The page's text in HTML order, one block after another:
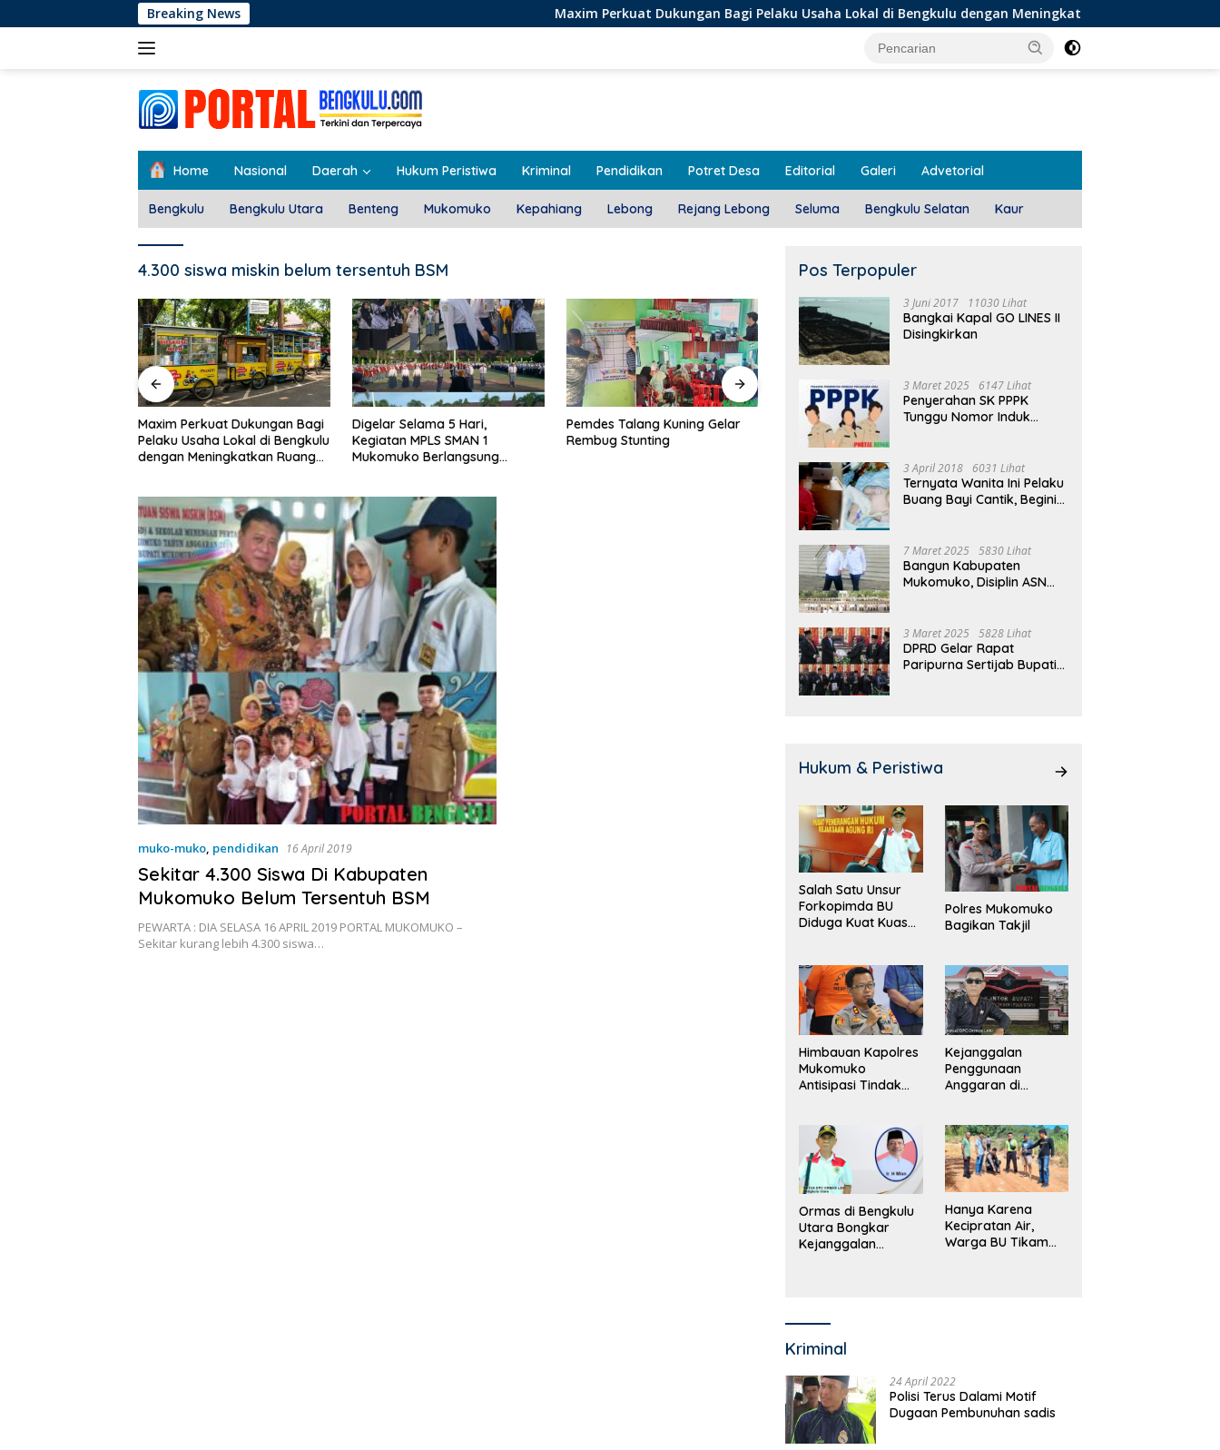
ke
Breaking News Maxim Perkuat Dukungan Bagi Pelaku Usaha Lokal di Bengkulu dengan Meningkatkan Ruang Publik dan Kebersihan Pasar
Home Nasional Daerah Hukum Peristiwa Kriminal Pendidikan Potret Desa Editorial Galeri Advetorial
Bengkulu Bengkulu Utara Benteng Mukomuko Kepahiang Lebong Rejang Lebong Seluma Bengkulu Selatan Kaur
4.300 siswa miskin belum tersentuh BSM
Digelar Selama 5 Hari,
Kegiatan MPLS SMAN 1
Mukomuko Berlangsung
Pemdes Talang Kuning Gelar
Rembug Stunting
Door To Door, 3 KPM Desa
Mekar Jaya Terima BLT-DD!
Class Meeting, Guru dan OSIS
SMAN I Mukomuko Saling
Pemdes Teras Terunjam
muko-muko, pendidikan 16 April 2019
Sekitar 4.300 Siswa Di Kabupaten
Mukomuko Belum Tersentuh BSM
PEWARTA : DIA SELASA 16 APRIL 2019 PORTAL MUKOMUKO –
Sekitar kurang lebih 4.300 siswa…
Pos Terpopuler
3 Juni 2017 11030 Lihat
Bangkai Kapal GO LINES II
Disingkirkan
3 Maret 2025 6147 Lihat
Penyerahan SK PPPK
Tunggu Nomor Induk
3 April 2018 6031 Lihat
Ternyata Wanita Ini Pelaku
Buang Bayi Cantik, Begini
7 Maret 2025 5830 Lihat
Bangun Kabupaten
Mukomuko, Disiplin ASN
3 Maret 2025 5828 Lihat
DPRD Gelar Rapat
Paripurna Sertijab Bupati
Hukum & Peristiwa
Salah Satu Unsur
Forkopimda BU
Diduga Kuat Kuasai
Laki Lapor
Kejagung
Polres Mukomuko
Bagikan Takjil
Himbauan Kapolres
Mukomuko
Antisipasi Tindak
Orang
Kejanggalan
Penggunaan
Anggaran di
Bakal Dibongkar
Ormas di Bengkulu
Utara Bongkar
Kejanggalan
Hanya Karena
Kecipratan Air,
Warga BU Tikam
Kriminal
24 April 2022
Polisi Terus Dalami Motif
Dugaan Pembunuhan sadis